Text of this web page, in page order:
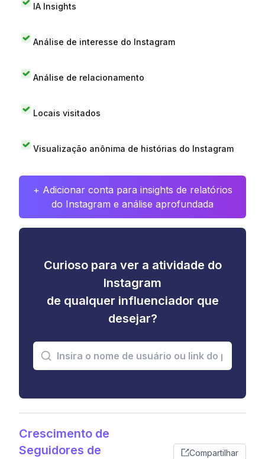
IA Insights
Análise de interesse do Instagram
Análise de relacionamento
Locais visitados
Visualização anônima de histórias do Instagram
+ Adicionar conta para insights de relatórios
do Instagram e análise aprofundada
Curioso para ver a atividade do
Instagram
de qualquer influenciador que
desejar?
Crescimento de
Seguidores de
Compartilhar